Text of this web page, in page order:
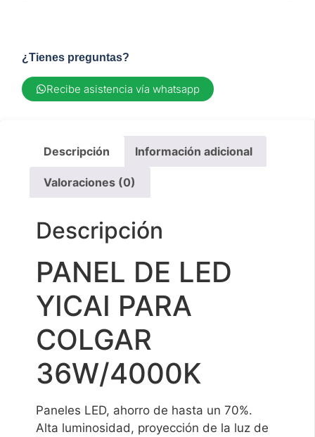
¿Tienes preguntas?
Recibe asistencia vía whatsapp
Descripción Información adicional
Valoraciones (0)
Descripción
PANEL DE LED
YICAI PARA
COLGAR
36W/4000K
Paneles LED, ahorro de hasta un 70%.
Alta luminosidad, proyección de la luz de